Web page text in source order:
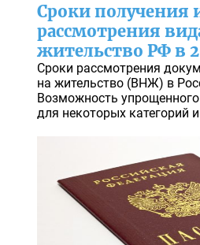
Сроки получения
рассмотрения
жительство РФ в
Сроки рассмотрения
на жительство (ВНЖ) в
Возможность
для некоторых категорий